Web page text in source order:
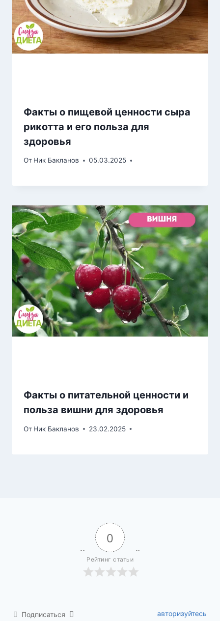
Факты о пищевой ценности сыра
рикотта и его польза для
здоровья
От Ник Бакланов 05.03.2025
Факты о питательной ценности и
польза вишни для здоровья
От Ник Бакланов 23.02.2025
0
Рейтинг статьи
Подписаться авторизуйтесь